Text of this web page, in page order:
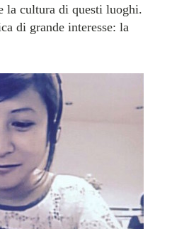
la cultura di questi luoghi.
di grande interesse: la